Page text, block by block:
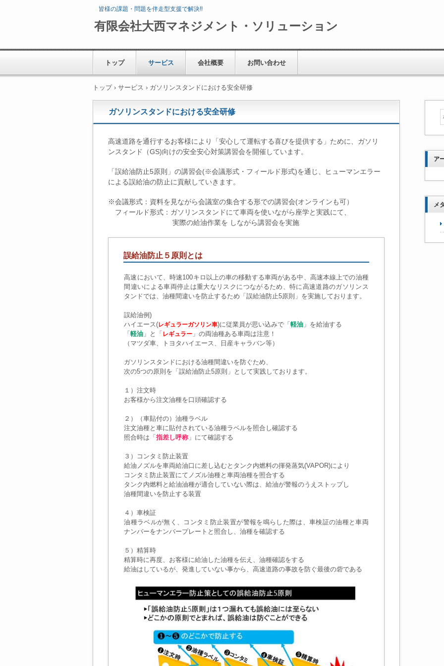
有限会社大西マネジメント・ソリューション
皆様の課題・問題を伴走型支援で解決!!
トップ サービス 会社概要 お問い合わせ
トップ › サービス › ガソリンスタンドにおける安全研修
ガソリンスタンドにおける安全研修
高速道路を通行するお客様により「安心して運転する喜びを提供する」ために、ガソリ
ンスタンド（GS)向けの安全安心対策講習会を開催しています。
「誤給油防止5原則」の講習会(※会議形式・フィールド形式)を通じ、ヒューマンエラー
による誤給油の防止に貢献していきます。
※会議形式：資料を見ながら会議室の集合する形での講習会(オンラインも可）
フィールド形式：ガソリンスタンドにて車両を使いながら座学と実践にて、
実際の給油作業を しながら講習会を実施
誤給油防止５原則とは
高速において、時速100キロ以上の車の移動する車両がある中、高速本線上での油種
間違いによる車両停止は重大なリスクにつながるため、特に高速道路のガソリンス
タンドでは、油種間違いを防止するため「誤給油防止5原則」を実施しております。
誤給油例)
ハイエース(レギュラーガソリン車)に従業員が思い込みで「軽油 」を給油する
「軽油 」と「 レギュラー 」の両油種ある車両は注意！
（マツダ車、トヨタハイエース、日産キャラバン等）
ガソリンスタンドにおける油種間違いを防ぐため、
次の5つの原則を「誤給油防止5原則」として実践しております。
１）注文時
お客様から注文油種を口頭確認する
２）（車貼付の）油種ラベル
注文油種と車に貼付されている油種ラベルを照合し確認する
照合時は「指差し呼称 」にて確認する
３）コンタミ防止装置
給油ノズルを車両給油口に差し込むとタンク内燃料の揮発蒸気(VAPOR)により
コンタミ防止装置にてノズル油種と車両油種を照合する
タンク内燃料と給油油種が適合していない際は、給油が警報のうえストップし
油種間違いを防止する装置
４）車検証
油種ラベルが無く、コンタミ防止装置が警報を鳴らした際は、車検証の油種と車両
ナンバーをナンバープレートと照合し、油種を確認する
５）精算時
精算時に再度、お客様に給油した油種を伝え、油種確認をする
給油はしているが、発進していない事から、高速道路の事故を防ぐ最後の砦である
ア
メ